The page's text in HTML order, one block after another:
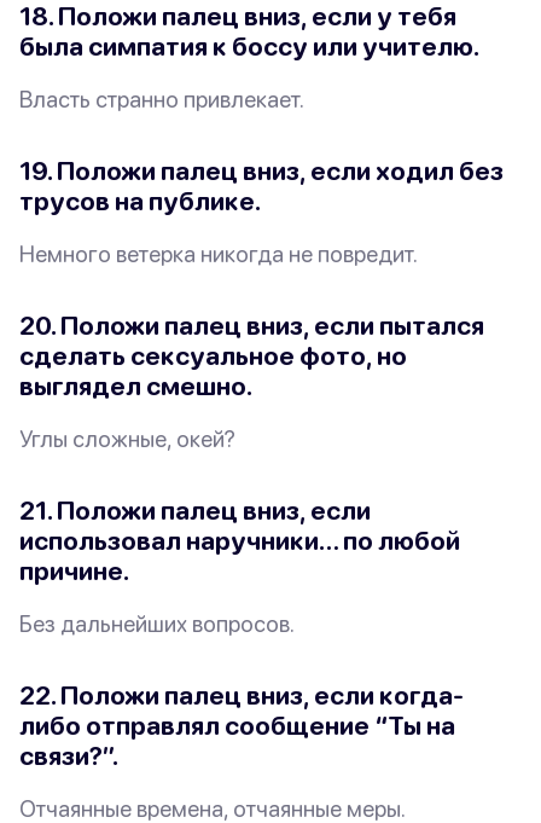
18. Положи палец вниз, если у тебя
была симпатия к боссу или учителю.
Власть странно привлекает.
19. Положи палец вниз, если ходил без
трусов на публике.
Немного ветерка никогда не повредит.
20. Положи палец вниз, если пытался
сделать сексуальное фото, но
выглядел смешно.
Углы сложные, окей?
21. Положи палец вниз, если
использовал наручники… по любой
причине.
Без дальнейших вопросов.
22. Положи палец вниз, если когда-
либо отправлял сообщение “Ты на
связи?”.
Отчаянные времена, отчаянные меры.